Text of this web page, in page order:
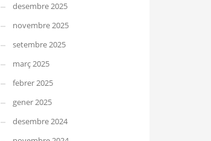
desembre 2025
novembre 2025
setembre 2025
març 2025
febrer 2025
gener 2025
desembre 2024